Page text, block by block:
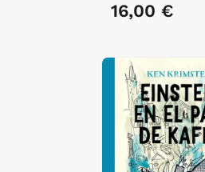
16,00 €